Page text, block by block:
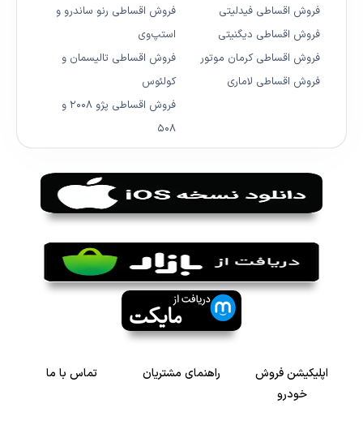
فروش اقساطی فیدلیتی
فروش اقساطی دیگنیتی
فروش اقساطی کرمان موتور
فروش اقساطی لاماری
فروش اقساطی رنو ساندرو و
استپ‌وی
فروش اقساطی تالیسمان و
کولئوس
فروش اقساطی پژو ۲۰۰۸ و
۵۰۸
اپلیکیشن فروش
خودرو
راهنمای مشتریان تماس با ما